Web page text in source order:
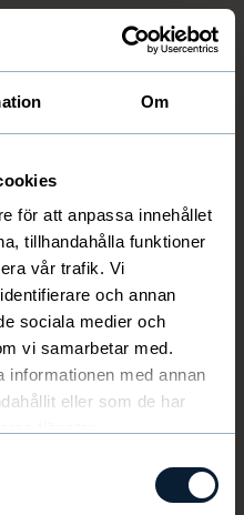
Om
för att anpassa innehållet
tillhandahålla funktioner
vår trafik. Vi
och annan
sociala medier och
vi samarbetar med.
informationen med annan
eller som de har
Newbody